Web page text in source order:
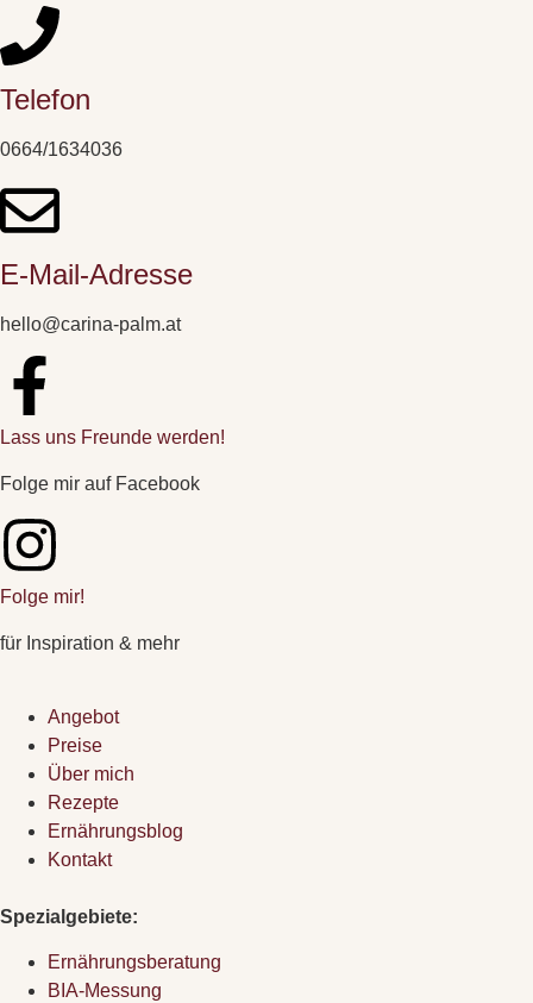
Telefon
0664/1634036
E-Mail-Adresse
hello@carina-palm.at
Lass uns Freunde werden!
Folge mir auf Facebook
Folge mir!
für Inspiration & mehr
Angebot
Preise
Über mich
Rezepte
Ernährungsblog
Kontakt
Spezialgebiete:
Ernährungsberatung
BIA-Messung